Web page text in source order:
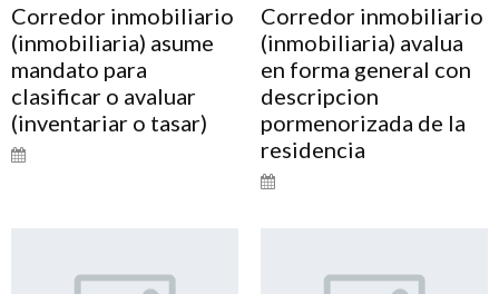
Corredor inmobiliario
(inmobiliaria) asume
mandato para
clasificar o avaluar
(inventariar o tasar)
Corredor inmobiliario
(inmobiliaria) avalua
en forma general con
descripcion
pormenorizada de la
residencia